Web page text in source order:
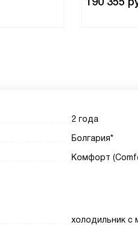
2 года
Болгария*
Комфорт
холодильник с